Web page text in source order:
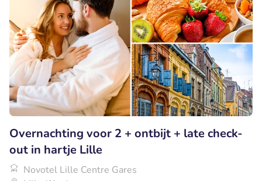
Overnachting voor 2 + ontbijt + late check-
out in hartje Lille
Novotel Lille Centre Gares